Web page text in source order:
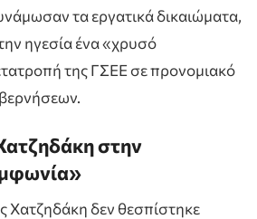
τα εργατικά δικαιώματα,
ηγεσία ένα «χρυσό
της ΓΣΕΕ σε προνομιακό
στην
Χατζηδάκη δεν θεσπίστηκε